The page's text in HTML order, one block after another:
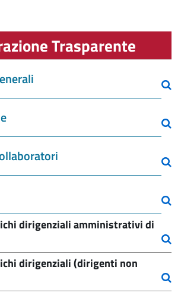
Trasparente
dirigenziali amministrativi di
dirigenziali (dirigenti non